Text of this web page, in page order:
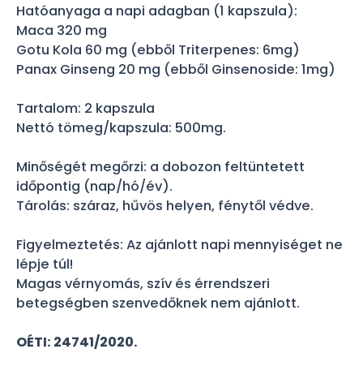
Hatóanyaga a napi adagban (1 kapszula):
Maca 320 mg
Gotu Kola 60 mg (ebből Triterpenes: 6mg)
Panax Ginseng 20 mg (ebből Ginsenoside: 1mg)
Tartalom: 2 kapszula
Nettó tömeg/kapszula: 500mg.
Minőségét megőrzi: a dobozon feltüntetett
időpontig (nap/hó/év).
Tárolás: száraz, hűvös helyen, fénytől védve.
Figyelmeztetés: Az ajánlott napi mennyiséget ne
lépje túl!
Magas vérnyomás, szív és érrendszeri
betegségben szenvedőknek nem ajánlott.
OÉTI: 24741/2020.